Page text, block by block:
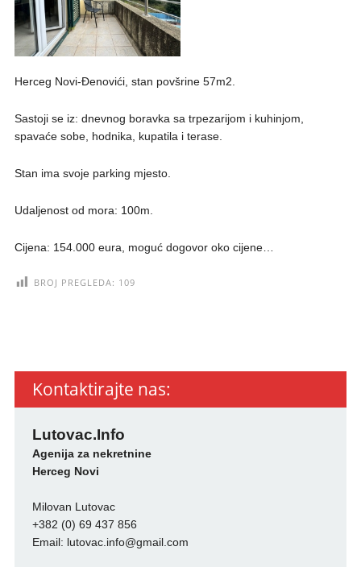
Herceg Novi-Đenovići, stan povšrine 57m2.
Sastoji se iz: dnevnog boravka sa trpezarijom i kuhinjom,
spavaće sobe, hodnika, kupatila i terase.
Stan ima svoje parking mjesto.
Udaljenost od mora: 100m.
Cijena: 154.000 eura, moguć dogovor oko cijene…
BROJ PREGLEDA: 109
Kontaktirajte nas:
Lutovac.Info
Agenija za nekretnine
Herceg Novi
Milovan Lutovac
+382 (0) 69 437 856
Email: lutovac.info@gmail.com